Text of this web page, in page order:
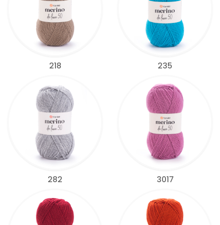
218 235
282 3017